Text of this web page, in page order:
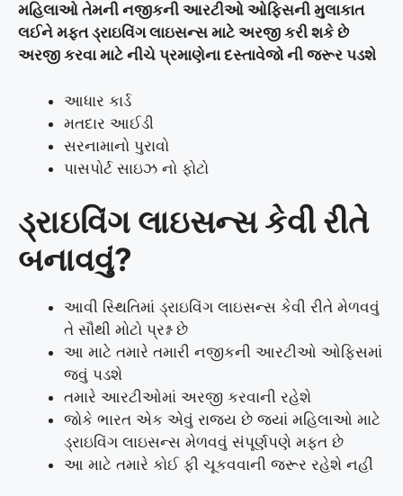
મહિલાઓ તેમની નજીકની આરટીઓ ઓફિસની મુલાકાત
લઈને મફત ડ્રાઇવિંગ લાઇસન્સ માટે અરજી કરી શકે છે
અરજી કરવા માટે નીચે પ્રમાણેના દસ્તાવેજો ની જરૂર પડશે
આધાર કાર્ડ
મતદાર આઈડી
સરનામાનો પુરાવો
પાસપોર્ટ સાઇઝ નો ફોટો
ડ્રાઇવિંગ લાઇસન્સ કેવી રીતે
બનાવવું?
આવી સ્થિતિમાં ડ્રાઇવિંગ લાઇસન્સ કેવી રીતે મેળવવું
તે સૌથી મોટો પ્રશ્ન છે
આ માટે તમારે તમારી નજીકની આરટીઓ ઓફિસમાં
જવું પડશે
તમારે આરટીઓમાં અરજી કરવાની રહેશે
જોકે ભારત એક એવું રાજ્ય છે જ્યાં મહિલાઓ માટે
ડ્રાઇવિંગ લાઇસન્સ મેળવવું સંપૂર્ણપણે મફત છે
આ માટે તમારે કોઈ ફી ચૂકવવાની જરૂર રહેશે નહીં